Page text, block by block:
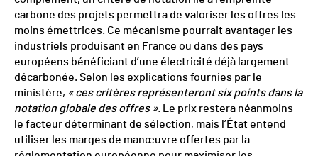
carbone des projets permettra de valoriser les offres les
moins émettrices. Ce mécanisme pourrait avantager les
industriels produisant en France ou dans des pays
européens bénéficiant d’une électricité déjà largement
décarbonée. Selon les explications fournies par le
ministère, « ces critères représenteront six points dans la
notation globale des offres ». Le prix restera néanmoins
le facteur déterminant de sélection, mais l’État entend
utiliser les marges de manœuvre offertes par la